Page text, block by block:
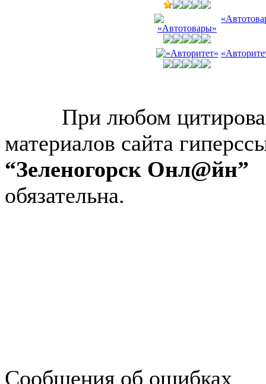
При любом
материалов сайта
“Зеленогорск Онл@йн”
обязательна.
Сообщения об ошибках